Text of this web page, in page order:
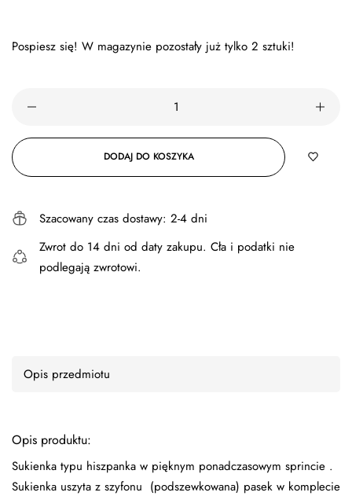
Pospiesz się! W magazynie pozostały już tylko 2 sztuki!
DODAJ DO KOSZYKA
Szacowany czas dostawy: 2-4 dni
Zwrot do 14 dni od daty zakupu. Cła i podatki nie
podlegają zwrotowi.
Opis przedmiotu
Opis produktu:
Sukienka typu hiszpanka w pięknym ponadczasowym sprincie .
Sukienka uszyta z szyfonu (podszewkowana) pasek w komplecie